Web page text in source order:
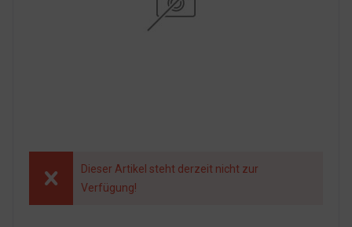
Dieser Artikel steht derzeit nicht zur
Verfügung!